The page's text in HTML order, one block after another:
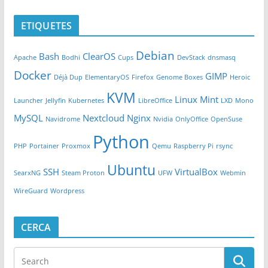
ETIQUETES
Apache Bash Bodhi ClearOS Cups Debian DevStack dnsmasq
Docker Déjà Dup ElementaryOS Firefox Genome Boxes GIMP Heroic
Launcher Jellyfin Kubernetes KVM LibreOffice Linux Mint LXD Mono
MySQL Navidrome Nextcloud Nginx Nvidia OnlyOffice OpenSuse
PHP Portainer Proxmox Python Qemu Raspberry Pi rsync
SearxNG SSH Steam Proton Ubuntu UFW VirtualBox Webmin
WireGuard Wordpress
CERCA